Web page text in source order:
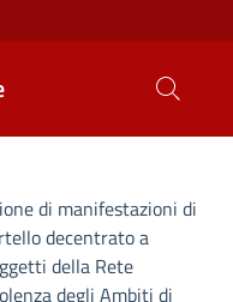
di manifestazioni di
decentrato a
della Rete
degli Ambiti di